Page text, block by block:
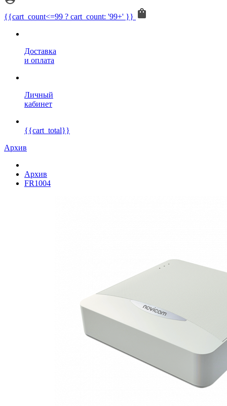
{{cart_count<=99 ? cart_count: '99+' }}
Доставка
и оплата
Личный
кабинет
{{cart_total}}
Архив
Архив
FR1004